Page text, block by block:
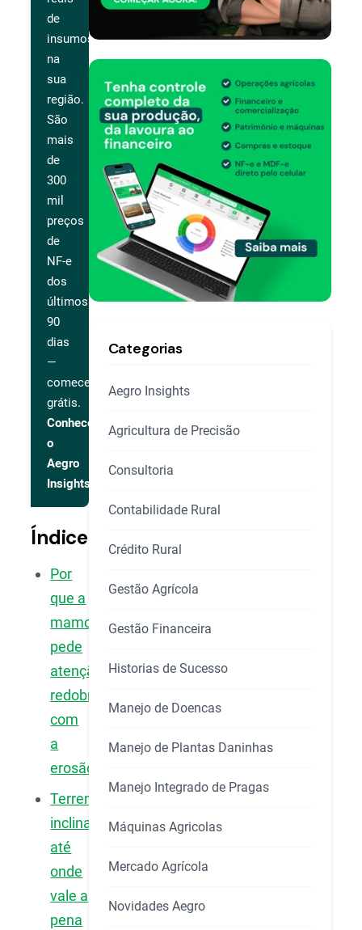
de
insumos
na
sua
região.
São
mais
de
300
mil
preços
de
NF-e
dos
últimos
90
dias
—
comece
grátis.
Conhecer
o
Aegro
Insights
Índice
Por
que a
mamona
pede
atenção
redobrada
com
a
erosão?
Terreno
inclinado:
até
onde
vale a
pena
Categorias
Aegro Insights
Agricultura de Precisão
Consultoria
Contabilidade Rural
Crédito Rural
Gestão Agrícola
Gestão Financeira
Historias de Sucesso
Manejo de Doencas
Manejo de Plantas Daninhas
Manejo Integrado de Pragas
Máquinas Agricolas
Mercado Agrícola
Novidades Aegro